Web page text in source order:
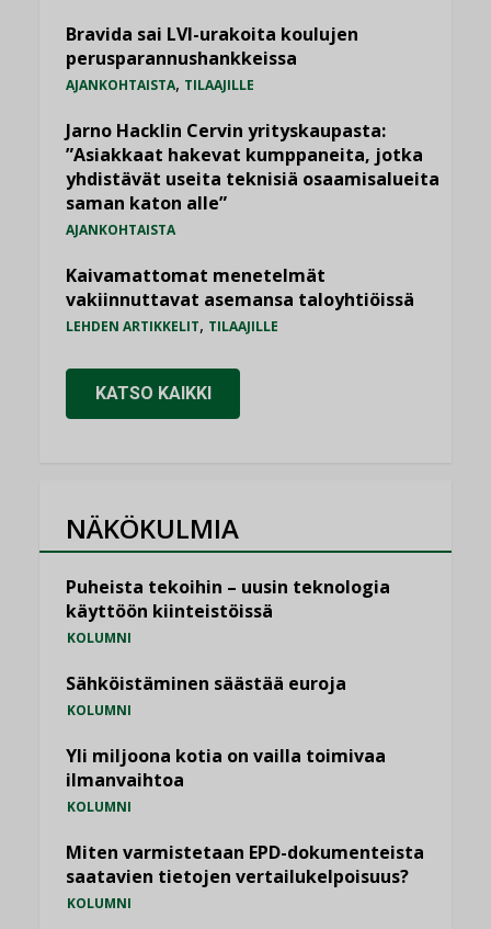
Bravida sai LVI-urakoita koulujen
perusparannushankkeissa
AJANKOHTAISTA, TILAAJILLE
Jarno Hacklin Cervin yrityskaupasta:
”Asiakkaat hakevat kumppaneita, jotka
yhdistävät useita teknisiä osaamisalueita
saman katon alle”
AJANKOHTAISTA
Kaivamattomat menetelmät
vakiinnuttavat asemansa taloyhtiöissä
LEHDEN ARTIKKELIT, TILAAJILLE
KATSO KAIKKI
NÄKÖKULMIA
Puheista tekoihin – uusin teknologia
käyttöön kiinteistöissä
KOLUMNI
Sähköistäminen säästää euroja
KOLUMNI
Yli miljoona kotia on vailla toimivaa
ilmanvaihtoa
KOLUMNI
Miten varmistetaan EPD-dokumenteista
saatavien tietojen vertailukelpoisuus?
KOLUMNI